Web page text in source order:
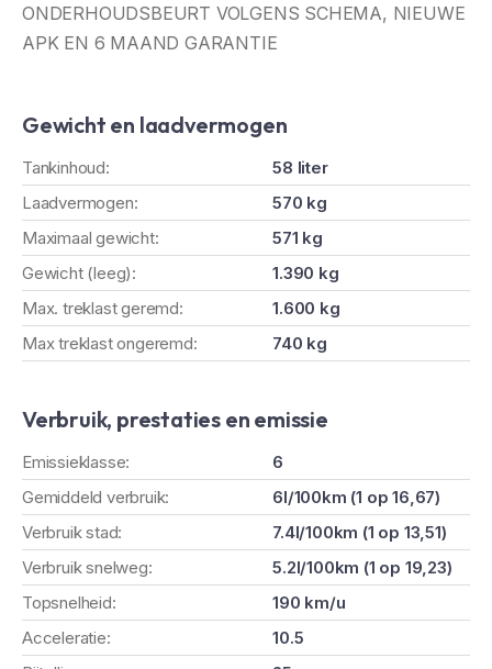
ONDERHOUDSBEURT VOLGENS SCHEMA, NIEUWE
APK EN 6 MAAND GARANTIE
Gewicht en laadvermogen
Tankinhoud:
58 liter
Laadvermogen:
570 kg
Maximaal gewicht:
571 kg
Gewicht (leeg):
1.390 kg
Max. treklast geremd:
1.600 kg
Max treklast ongeremd:
740 kg
Verbruik, prestaties en emissie
Emissieklasse:
6
Gemiddeld verbruik:
6l/100km (1 op 16,67)
Verbruik stad:
7.4l/100km (1 op 13,51)
Verbruik snelweg:
5.2l/100km (1 op 19,23)
Topsnelheid:
190 km/u
Acceleratie:
10.5